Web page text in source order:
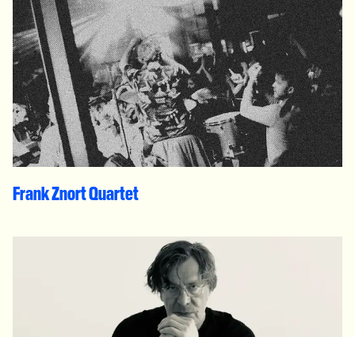
Frank Znort Quartet